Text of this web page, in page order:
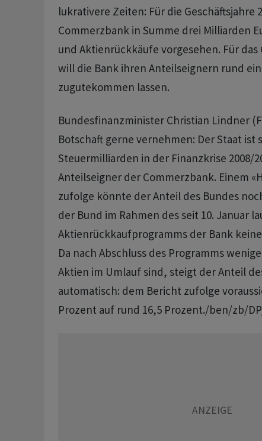
lukrativere Zeiten: Für die Geschäftsjahre
Commerzbank in Summe drei Milliarden
und Aktienrückkäufe vorgesehen. Für das
will die Bank ihren Anteilseignern rund
zugutekommen lassen.
Bundesfinanzminister Christian Lindner
Botschaft gerne vernehmen: Der Staat ist
Steuermilliarden in der Finanzkrise 2008/
Anteilseigner der Commerzbank. Einem
zufolge könnte der Anteil des Bundes
der Bund im Rahmen des seit 10. Januar
Aktienrückkaufprogramms der Bank
Da nach Abschluss des Programms
Aktien im Umlauf sind, steigt der Anteil
automatisch: dem Bericht zufolge
Prozent auf rund 16,5 Prozent./ben/zb/